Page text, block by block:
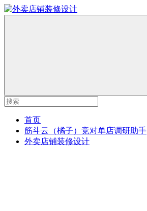
首页
筋斗云（橘子）竞对单店调研助手
外卖店铺装修设计